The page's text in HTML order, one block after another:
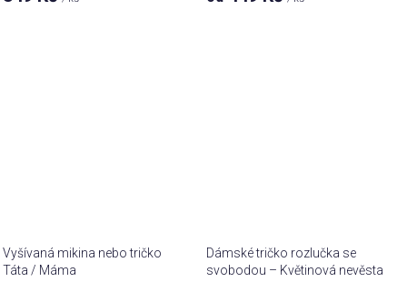
Vyšívaná mikina nebo tričko
Táta / Máma
Dámské tričko rozlučka se
svobodou – Květinová nevěsta